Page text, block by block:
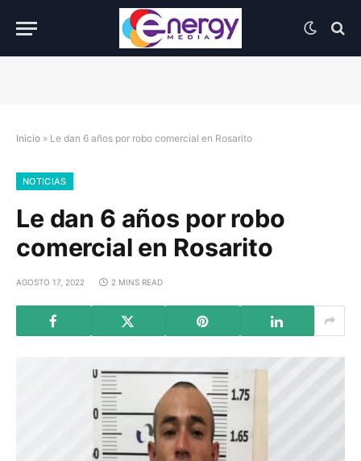
Inicio » Le dan 6 años por robo comercial en Rosarito
NOTICIAS
Le dan 6 años por robo
comercial en Rosarito
AGOSTO 17, 2022 2 MINS READ